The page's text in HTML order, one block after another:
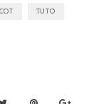
TUTO